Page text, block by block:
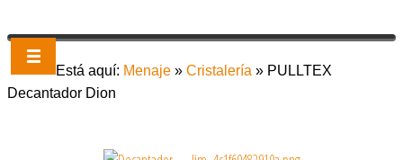
Está aquí: Menaje » Cristalería » PULLTEX
Decantador Dion